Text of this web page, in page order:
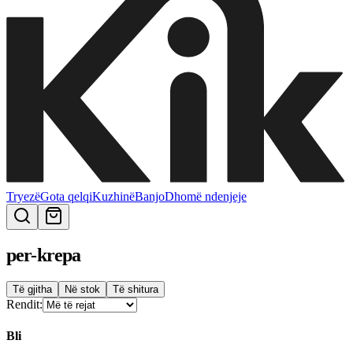
TryezëGota qelqiKuzhinëBanjoDhomë ndenjeje
per-krepa
Të gjitha Në stok Të shitura
Rendit:
Bli